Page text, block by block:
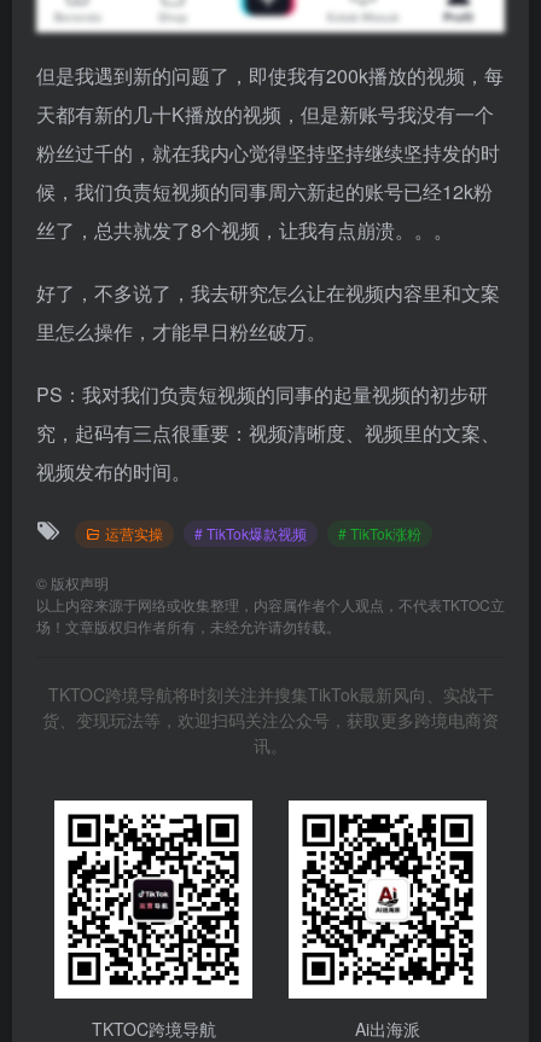
但是我遇到新的问题了，即使我有200k播放的视频，每
天都有新的几十K播放的视频，但是新账号我没有一个
粉丝过千的，就在我内心觉得坚持坚持继续坚持发的时
候，我们负责短视频的同事周六新起的账号已经12k粉
丝了，总共就发了8个视频，让我有点崩溃。。。
好了，不多说了，我去研究怎么让在视频内容里和文案
里怎么操作，才能早日粉丝破万。
PS：我对我们负责短视频的同事的起量视频的初步研
究，起码有三点很重要：视频清晰度、视频里的文案、
视频发布的时间。
运营实操 # TikTok爆款视频 # TikTok涨粉
© 版权声明
以上内容来源于网络或收集整理，内容属作者个人观点，不代表TKTOC立
场！文章版权归作者所有，未经允许请勿转载。
TKTOC跨境导航将时刻关注并搜集TikTok最新风向、实战干
货、变现玩法等，欢迎扫码关注公众号，获取更多跨境电商资
讯。
TKTOC跨境导航 Ai出海派